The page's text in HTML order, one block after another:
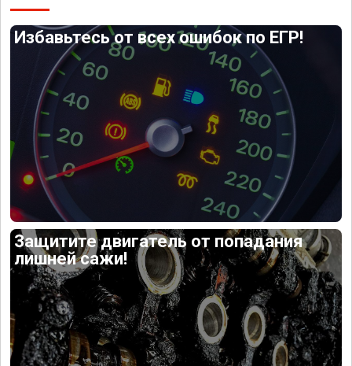
Избавьтесь от всех ошибок по ЕГР!
Защитите двигатель от попадания
лишней сажи!